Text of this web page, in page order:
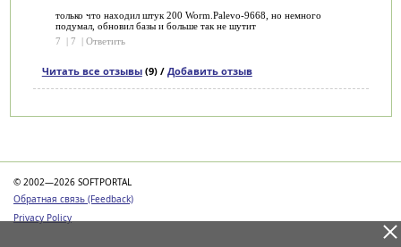
только что находил штук 200 Worm.Palevo-9668, но немного
подумал, обновил базы и больше так не шутит
7
7 Ответить
Читать все отзывы(9) / Добавить отзыв
© 2002—2026 SOFTPORTAL
Обратная связь (Feedback)
Privacy Policy